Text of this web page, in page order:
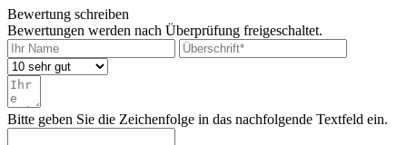
Bewertung schreiben
Bewertungen werden nach Überprüfung freigeschaltet.
Bitte geben Sie die Zeichenfolge in das nachfolgende Textfeld ein.